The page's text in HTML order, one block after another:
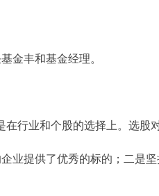
金丰和基金经理。
行业和个股的选择上。选股
提供了优秀的标的；二是